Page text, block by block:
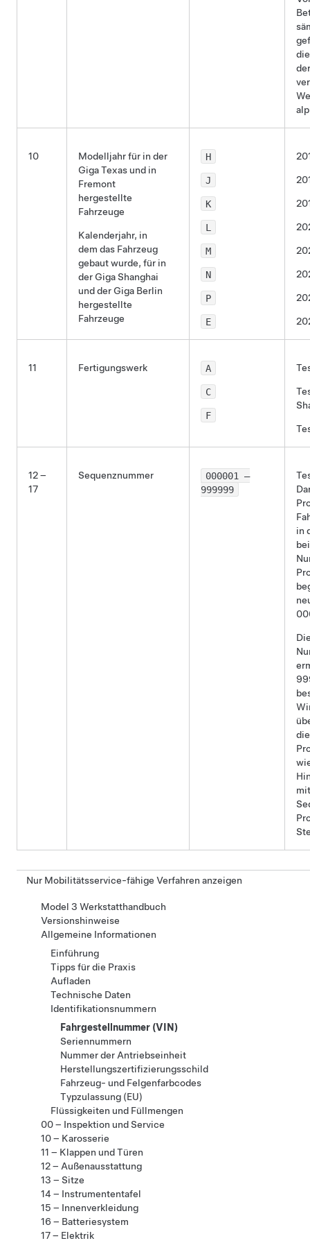
10
Modelljahr für in der
Giga Texas und in
Fremont
hergestellte
Fahrzeuge
Kalenderjahr, in
dem das Fahrzeug
gebaut wurde, für in
der Giga Shanghai
und der Giga Berlin
hergestellte
Fahrzeuge
H
J
K
L
M
N
P
E
11 Fertigungswerk A
C
F
12 –
17
Sequenznummer
000001 –
999999
in
die
Nur Mobilitätsservice-fähige Verfahren anzeigen
Model 3 Werkstatthandbuch
Versionshinweise
Allgemeine Informationen
Einführung
Tipps für die Praxis
Aufladen
Technische Daten
Identifikationsnummern
Fahrgestellnummer (VIN)
Seriennummern
Nummer der Antriebseinheit
Herstellungszertifizierungsschild
Fahrzeug- und Felgenfarbcodes
Typzulassung (EU)
Flüssigkeiten und Füllmengen
00 – Inspektion und Service
10 – Karosserie
11 – Klappen und Türen
12 – Außenausstattung
13 – Sitze
14 – Instrumententafel
15 – Innenverkleidung
16 – Batteriesystem
17 – Elektrik